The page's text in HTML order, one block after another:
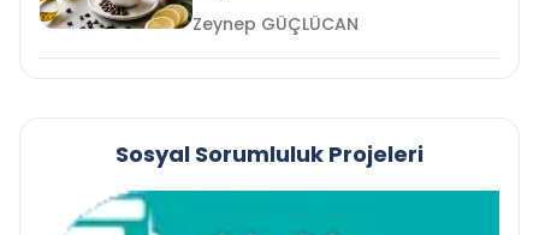
Zeynep GÜÇLÜCAN
Sosyal Sorumluluk Projeleri